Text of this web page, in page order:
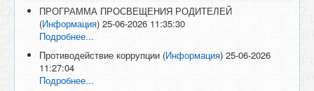
ПРОГРАММА ПРОСВЕЩЕНИЯ РОДИТЕЛЕЙ
(Информация) 25-06-2026 11:35:30
Подробнее...
Противодействие коррупции (Информация) 25-06-2026
11:27:04
Подробнее...